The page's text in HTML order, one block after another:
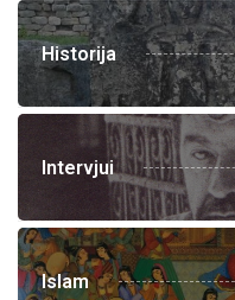
Historija
Intervjui
Islam